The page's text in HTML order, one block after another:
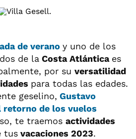
de verano y uno de los
de la Costa Atlántica es
por su versatilidad
para todas las edades.
geselino, Gustavo
retorno de los vuelos
te traemos actividades
tus vacaciones 2023.